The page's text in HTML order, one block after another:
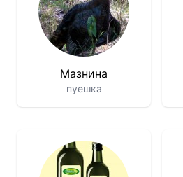
Мазнина
пуешка